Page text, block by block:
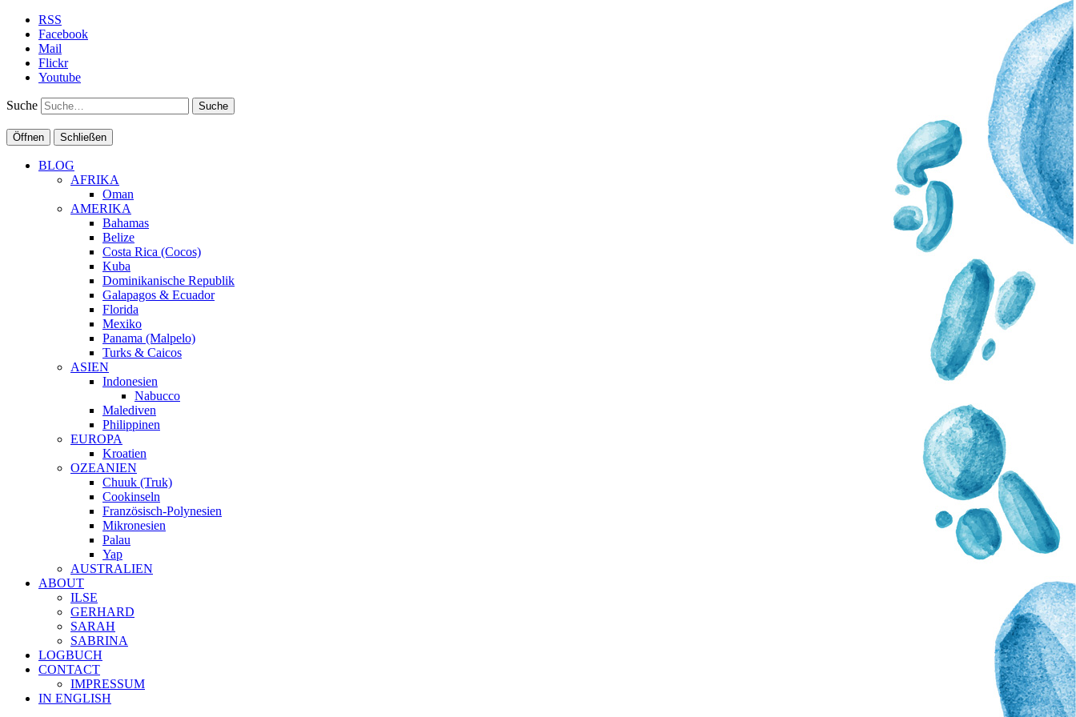
RSS
Facebook
Mail
Flickr
Youtube
Suche
Öffnen Schließen
BLOG
AFRIKA
Oman
AMERIKA
Bahamas
Belize
Costa Rica (Cocos)
Kuba
Dominikanische Republik
Galapagos & Ecuador
Florida
Mexiko
Panama (Malpelo)
Turks & Caicos
ASIEN
Indonesien
Nabucco
Malediven
Philippinen
EUROPA
Kroatien
OZEANIEN
Chuuk (Truk)
Cookinseln
Französisch-Polynesien
Mikronesien
Palau
Yap
AUSTRALIEN
ABOUT
ILSE
GERHARD
SARAH
SABRINA
LOGBUCH
CONTACT
IMPRESSUM
IN ENGLISH